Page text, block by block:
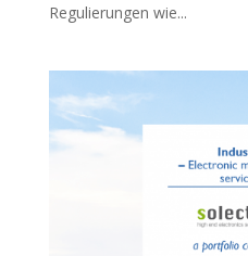
Regulierungen wie...